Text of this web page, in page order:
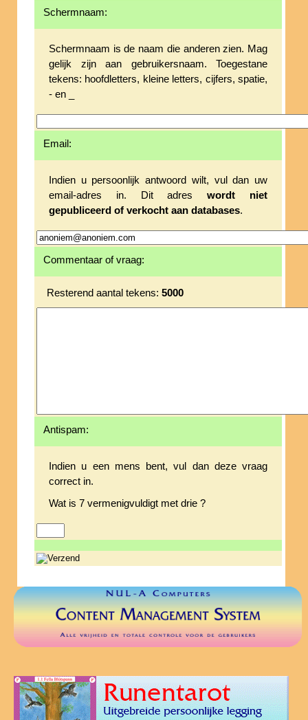
Schermnaam:
Schermnaam is de naam die anderen zien. Mag
gelijk zijn aan gebruikersnaam. Toegestane
tekens: hoofdletters, kleine letters, cijfers, spatie,
- en _
Email:
Indien u persoonlijk antwoord wilt, vul dan uw
email-adres in. Dit adreswordt niet
gepubliceerd of verkocht aan databases.
Commentaar of vraag:
Resterend aantal tekens: 5000
Antispam:
Indien u een mens bent, vul dan deze vraag
correct in.
Wat is 7 vermenigvuldigt met drie ?